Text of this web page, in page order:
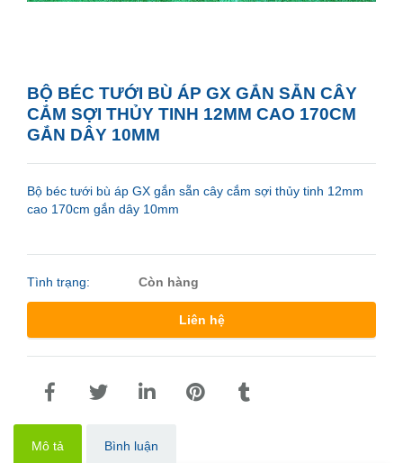
BỘ BÉC TƯỚI BÙ ÁP GX GẮN SẴN CÂY
CẮM SỢI THỦY TINH 12MM CAO 170CM
GẮN DÂY 10MM
Bộ béc tưới bù áp GX gắn sẵn cây cắm sợi thủy tinh 12mm
cao 170cm gắn dây 10mm
Tình trạng: Còn hàng
Liên hệ
Mô tả Bình luận